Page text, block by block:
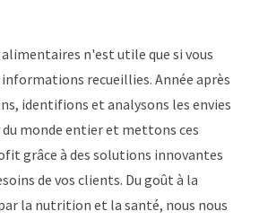
n'est utile que si vous
recueillies. Année après
identifions et analysons les envies
monde entier et mettons ces
grâce à des solutions innovantes
de vos clients. Du goût à la
la nutrition et la santé, nous nous